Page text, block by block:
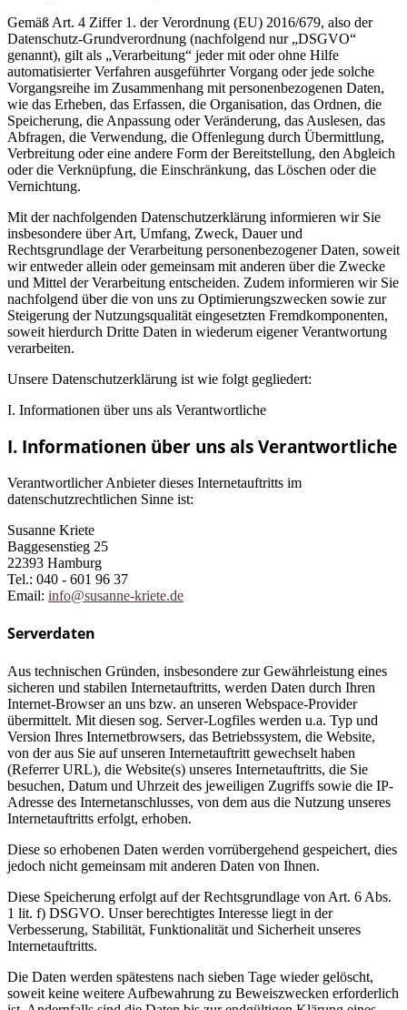
Gemäß Art. 4 Ziffer 1. der Verordnung (EU) 2016/679, also der
Datenschutz-Grundverordnung (nachfolgend nur „DSGVO“
genannt), gilt als „Verarbeitung“ jeder mit oder ohne Hilfe
automatisierter Verfahren ausgeführter Vorgang oder jede solche
Vorgangsreihe im Zusammenhang mit personenbezogenen Daten,
wie das Erheben, das Erfassen, die Organisation, das Ordnen, die
Speicherung, die Anpassung oder Veränderung, das Auslesen, das
Abfragen, die Verwendung, die Offenlegung durch Übermittlung,
Verbreitung oder eine andere Form der Bereitstellung, den Abgleich
oder die Verknüpfung, die Einschränkung, das Löschen oder die
Vernichtung.
Mit der nachfolgenden Datenschutzerklärung informieren wir Sie
insbesondere über Art, Umfang, Zweck, Dauer und
Rechtsgrundlage der Verarbeitung personenbezogener Daten, soweit
wir entweder allein oder gemeinsam mit anderen über die Zwecke
und Mittel der Verarbeitung entscheiden. Zudem informieren wir Sie
nachfolgend über die von uns zu Optimierungszwecken sowie zur
Steigerung der Nutzungsqualität eingesetzten Fremdkomponenten,
soweit hierdurch Dritte Daten in wiederum eigener Verantwortung
verarbeiten.
Unsere Datenschutzerklärung ist wie folgt gegliedert:
I. Informationen über uns als Verantwortliche
I. Informationen über uns als Verantwortliche
Verantwortlicher Anbieter dieses Internetauftritts im
datenschutzrechtlichen Sinne ist:
Susanne Kriete
Baggesenstieg 25
22393 Hamburg
Tel.: 040 - 601 96 37
Email: info@susanne-kriete.de
Serverdaten
Aus technischen Gründen, insbesondere zur Gewährleistung eines
sicheren und stabilen Internetauftritts, werden Daten durch Ihren
Internet-Browser an uns bzw. an unseren Webspace-Provider
übermittelt. Mit diesen sog. Server-Logfiles werden u.a. Typ und
Version Ihres Internetbrowsers, das Betriebssystem, die Website,
von der aus Sie auf unseren Internetauftritt gewechselt haben
(Referrer URL), die Website(s) unseres Internetauftritts, die Sie
besuchen, Datum und Uhrzeit des jeweiligen Zugriffs sowie die IP-
Adresse des Internetanschlusses, von dem aus die Nutzung unseres
Internetauftritts erfolgt, erhoben.
Diese so erhobenen Daten werden vorrübergehend gespeichert, dies
jedoch nicht gemeinsam mit anderen Daten von Ihnen.
Diese Speicherung erfolgt auf der Rechtsgrundlage von Art. 6 Abs.
1 lit. f) DSGVO. Unser berechtigtes Interesse liegt in der
Verbesserung, Stabilität, Funktionalität und Sicherheit unseres
Internetauftritts.
Die Daten werden spätestens nach sieben Tage wieder gelöscht,
soweit keine weitere Aufbewahrung zu Beweiszwecken erforderlich